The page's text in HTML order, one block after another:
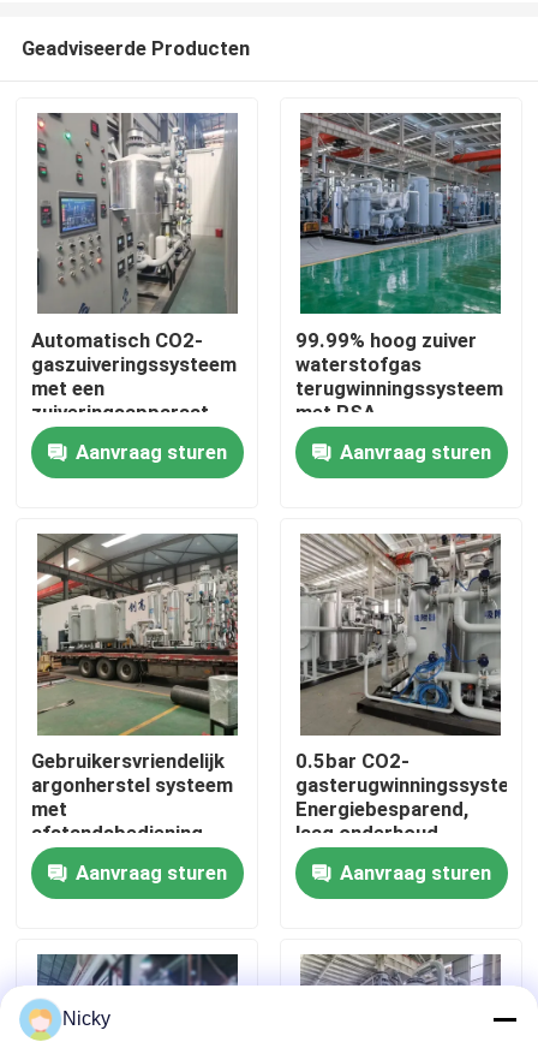
Thuis
Producten
Fabriekstocht
Kwaliteitscontrole
Neem contact met ons op
Nieuws
Vraag een offerte
PSA stikstofgasgeneratoren
De Generator van de hoge Zuiverheidsstikstof
Geadviseerde Producten
Automatisch CO2-
gaszuiveringssysteem
met een
zuiveringsapparaat
van 99,99% zuiverheid
Aanvraag sturen
99.99% hoog zuiver
waterstofgas
terugwinningssysteem
met PSA-
zuiveringssysteem
Aanvraag sturen
Gebruikersvriendelijk
argonherstel systeem
met
afstandsbediening
Aanvraag sturen
0.5bar CO2-
gasterugwinningssysteem
Energiebesparend,
laag onderhoud
Aanvraag sturen
Nicky